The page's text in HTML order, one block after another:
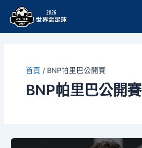
首頁 / BNP帕里巴公開賽
BNP帕里巴公開賽